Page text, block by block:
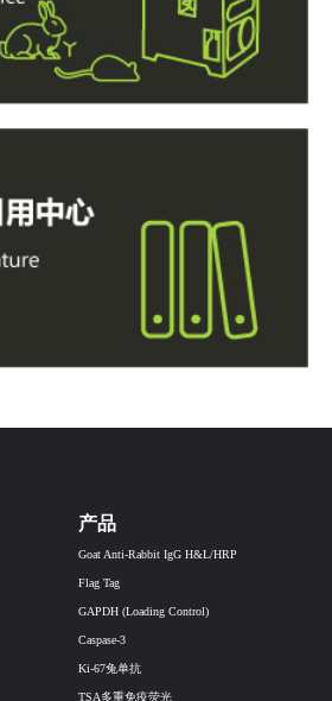
产品
Goat Anti-Rabbit IgG H&L/HRP
Flag Tag
GAPDH (Loading Control)
Caspase-3
Ki-67兔单抗
TSA多重免疫荧光